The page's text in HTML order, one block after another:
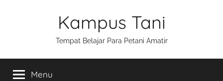
Kampus Tani
Tempat Belajar Para Petani Amatir
Menu